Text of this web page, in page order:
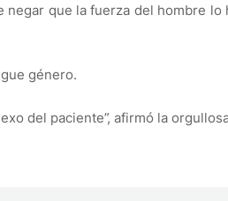
que la fuerza del hombre lo
género.
del paciente”, afirmó la